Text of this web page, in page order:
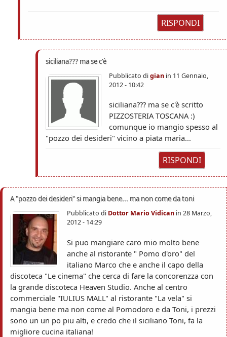
RISPONDI
siciliana??? ma se c'è
Pubblicato digian in 11 Gennaio,
2012 - 10:42
siciliana??? ma se c'è scritto
PIZZOSTERIA TOSCANA :)
comunque io mangio spesso al
"pozzo dei desideri" vicino a piata maria...
RISPONDI
A "pozzo dei desideri" si mangia bene... ma non come da toni
Pubblicato di Dottor Mario Vidican in 28 Marzo,
2012 - 14:29
Si puo mangiare caro mio molto bene
anche al ristorante " Pomo d'oro" del
italiano Marco che e anche il capo della
discoteca "Le cinema" che cerca di fare la concorenzza con
la grande discoteca Heaven Studio. Anche al centro
commerciale "IULIUS MALL" al ristorante "La vela" si
mangia bene ma non come al Pomodoro e da Toni, i prezzi
sono un un po piu alti, e credo che il siciliano Toni, fa la
migliore cucina italiana!